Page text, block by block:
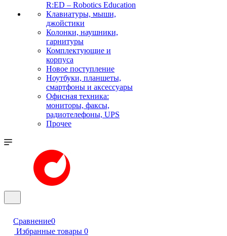
R:ED – Robotics Education
Клавиатуры, мыши,
джойстики
Колонки, наушники,
гарнитуры
Комплектующие и
корпуса
Новое поступление
Ноутбуки, планшеты,
смартфоны и аксессуары
Офисная техника:
мониторы, факсы,
радиотелефоны, UPS
Прочее
Сравнение0
Избранные товары 0